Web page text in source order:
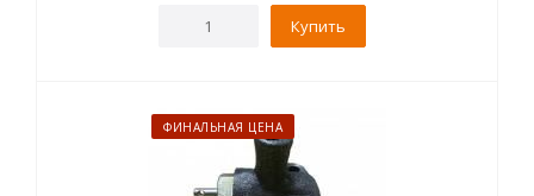
Купить
ФИНАЛЬНАЯ ЦЕНА